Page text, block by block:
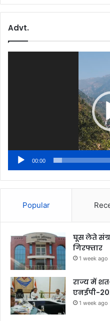
Advt.
00:00
Popular
घूस लेते
गिरफ्तार
1 week ago
राज्य में
एनईपी-
1 week ago